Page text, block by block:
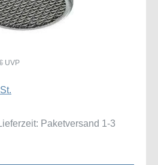
UVP
Paketversand 1-3